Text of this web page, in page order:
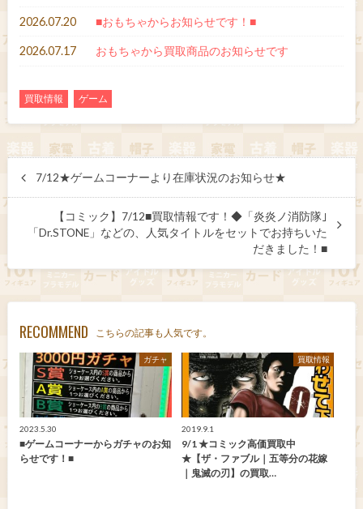
2026.07.20 ■おもちゃからお知らせです！■
2026.07.17 おもちゃから買取商品のお知らせです
買取情報 ゲーム
7/12★ゲームコーナーより在庫状況のお知らせ★
【コミック】7/12■買取情報です！◆「炎炎ノ消防隊｣
「Dr.STONE」などの、人気タイトルをセットでお持ちいた
だきました！■
RECOMMEND こちらの記事も人気です。
ガチャ
2023.5.30
■ゲームコーナーからガチャのお知
らせです！■
買取情報
2019.9.1
9/1 ★コミック高価買取中
★【ザ・ファブル｜五等分の花嫁
｜鬼滅の刃】の買取…